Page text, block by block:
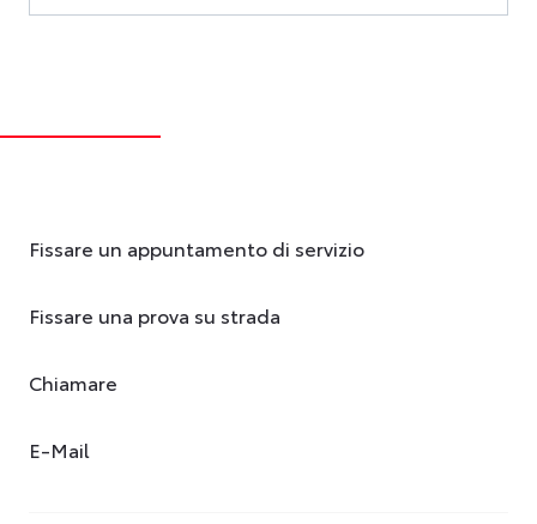
Fissare un appuntamento di servizio
Fissare una prova su strada
Chiamare
E-Mail